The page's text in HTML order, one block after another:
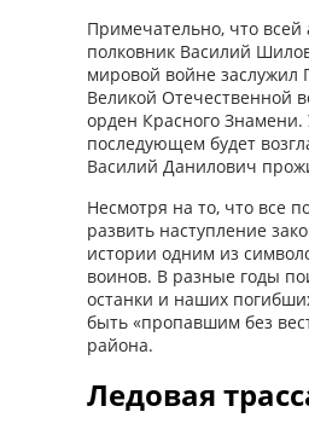
Примечательно, что
полковник Василий
мировой войне заслужил
Великой Отечественной
орден Красного
последующем будет
Василий Данилович
Несмотря на то, что все
развить наступление
истории одним из
воинов. В разные годы
останки и наших
быть «пропавшим без
района.
Ледовая